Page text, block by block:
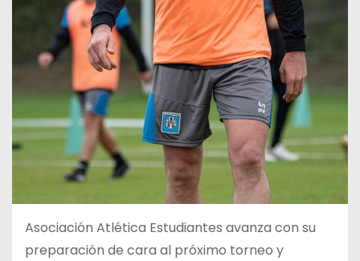
Asociación Atlética Estudiantes avanza con su
preparación de cara al próximo torneo y